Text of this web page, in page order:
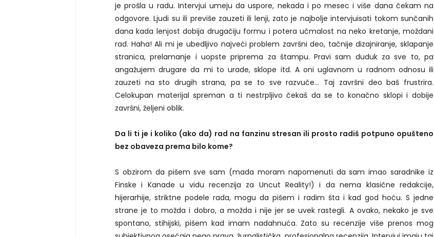
je prošla u radu. Intervjui umeju da uspore, nekada i po mesec i više dana čekam na
odgovore. Ljudi su ili previše zauzeti ili lenji, zato je najbolje intervjuisati tokom sunčanih
dana kada lenjost dobija drugačiju formu i potera učmalost na neko kretanje, moždani
rad. Haha! Ali mi je ubedljivo najveći problem završni deo, tačnije dizajniranje, sklapanje
stranica, prelamanje i uopste priprema za štampu. Pravi sam duduk za sve to, pa
angažujem drugare da mi to urade, sklope itd. A oni uglavnom u radnom odnosu ili
zauzeti na sto drugih strana, pa se to sve razvuče... Taj završni deo baš frustrira.
Celokupan materijal spreman a ti nestrpljivo čekaš da se to konačno sklopi i dobije
završni, željeni oblik.
Da li ti je i koliko (ako da) rad na fanzinu stresan ili prosto radiš potpuno opušteno
bez obaveza prema bilo kome?
S obzirom da pišem sve sam (mada moram napomenuti da sam imao saradnike iz
Finske i Kanade u vidu recenzija za Uncut Reality!) i da nema klasične redakcije,
hijerarhije, striktne podele rada, mogu da pišem i radim šta i kad god hoću. S jedne
strane je to možda i dobro, a možda i nije jer se uvek rastegli. A ovako, nekako je sve
spontano, stihijski, pišem kad imam nadahnuća. Zato su recenzije više prenos mog